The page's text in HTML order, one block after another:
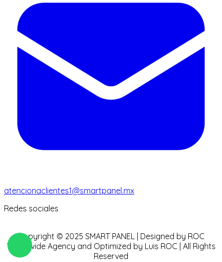
atencionaclientes1@smartpanel.mx
Redes sociales
Copyright © 2025 SMART PANEL | Designed by ROC
Worldwide Agency and Optimized by Luis ROC | All Rights
Reserved